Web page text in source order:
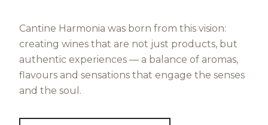
Cantine Harmonia was born from this vision:
creating wines that are not just products, but
authentic experiences — a balance of aromas,
flavours and sensations that engage the senses
and the soul.